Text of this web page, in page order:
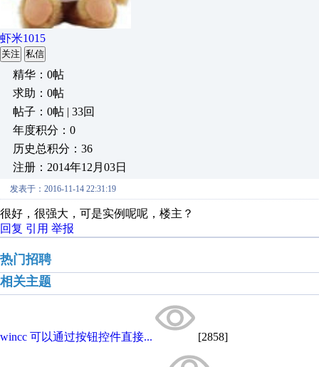
虾米1015
关注 私信
精华：0帖
求助：0帖
帖子：0帖 | 33回
年度积分：0
历史总积分：36
注册：2014年12月03日
发表于：2016-11-14 22:31:19
很好，很强大，可是实例呢呢，楼主？
回复 引用 举报
热门招聘
相关主题
wincc 可以通过按钮控件直接... [2858]